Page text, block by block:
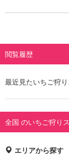
閲覧履歴
最近見たいちご狩
全国 のいちご狩り
エリアから探す